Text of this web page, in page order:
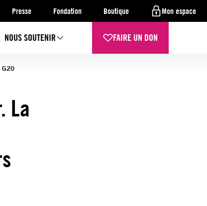
Presse Fondation Boutique Mon espace
NOUS SOUTENIR FAIRE UN DON
G20
La